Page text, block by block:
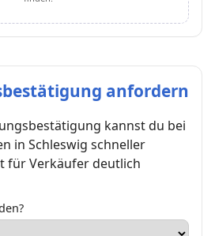
anfordern
kannst du bei
in Schleswig schneller
für Verkäufer deutlich